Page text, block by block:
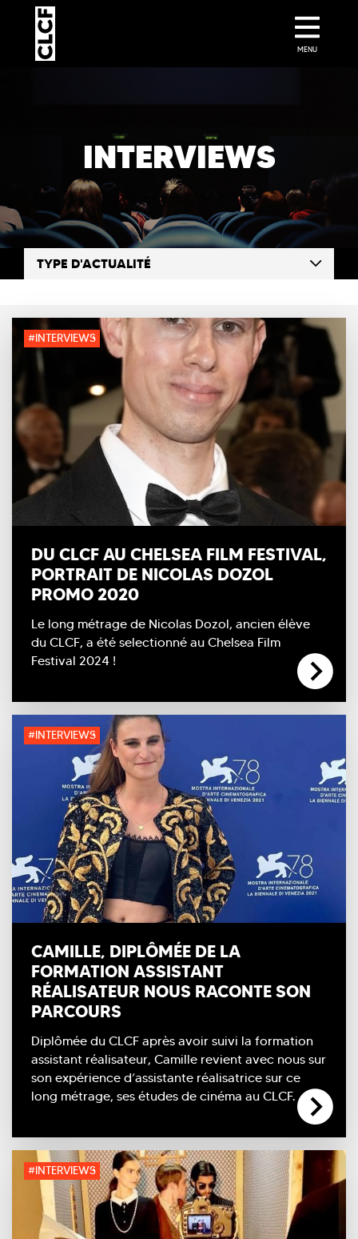
INTERVIEWS
TYPE D'ACTUALITÉ
#INTERVIEWS
DU CLCF AU CHELSEA FILM FESTIVAL,
PORTRAIT DE NICOLAS DOZOL
PROMO 2020
Le long métrage de Nicolas Dozol, ancien élève
du CLCF, a été selectionné au Chelsea Film
Festival 2024 !
#INTERVIEWS
CAMILLE, DIPLÔMÉE DE LA
FORMATION ASSISTANT
RÉALISATEUR NOUS RACONTE SON
PARCOURS
Diplômée du CLCF après avoir suivi la formation
assistant réalisateur, Camille revient avec nous sur
son expérience d’assistante réalisatrice sur ce
long métrage, ses études de cinéma au CLCF.
#INTERVIEWS
MENU